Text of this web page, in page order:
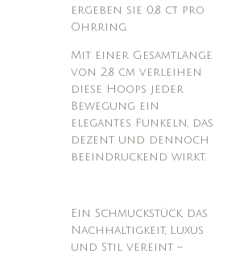
ergeben sie 0,8 ct pro
Ohrring.
Mit einer Gesamtlänge
von 2,8 cm verleihen
diese Hoops jeder
Bewegung ein
elegantes Funkeln, das
dezent und dennoch
beeindruckend wirkt.
Ein Schmuckstück, das
Nachhaltigkeit, Luxus
und Stil vereint –